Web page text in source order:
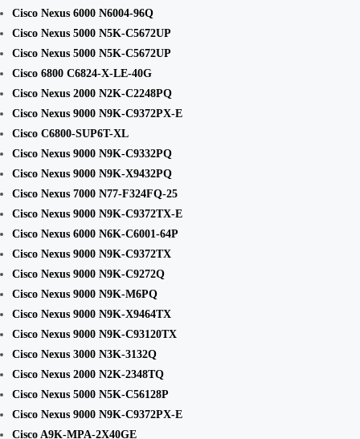
Cisco Nexus 6000 N6004-96Q
Cisco Nexus 5000 N5K-C5672UP
Cisco Nexus 5000 N5K-C5672UP
Cisco 6800 C6824-X-LE-40G
Cisco Nexus 2000 N2K-C2248PQ
Cisco Nexus 9000 N9K-C9372PX-E
Cisco C6800-SUP6T-XL
Cisco Nexus 9000 N9K-C9332PQ
Cisco Nexus 9000 N9K-X9432PQ
Cisco Nexus 7000 N77-F324FQ-25
Cisco Nexus 9000 N9K-C9372TX-E
Cisco Nexus 6000 N6K-C6001-64P
Cisco Nexus 9000 N9K-C9372TX
Cisco Nexus 9000 N9K-C9272Q
Cisco Nexus 9000 N9K-M6PQ
Cisco Nexus 9000 N9K-X9464TX
Cisco Nexus 9000 N9K-C93120TX
Cisco Nexus 3000 N3K-3132Q
Cisco Nexus 2000 N2K-2348TQ
Cisco Nexus 5000 N5K-C56128P
Cisco Nexus 9000 N9K-C9372PX-E
Cisco A9K-MPA-2X40GE